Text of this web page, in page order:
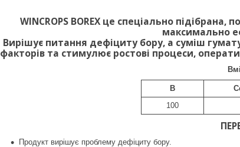
WINCROPS BOREX це спеціально
максимально
Вирішує питання дефіциту бору, а суміш
факторів та стимулює ростові процеси,
B
100
Продукт вирішує проблему дефіциту бору.